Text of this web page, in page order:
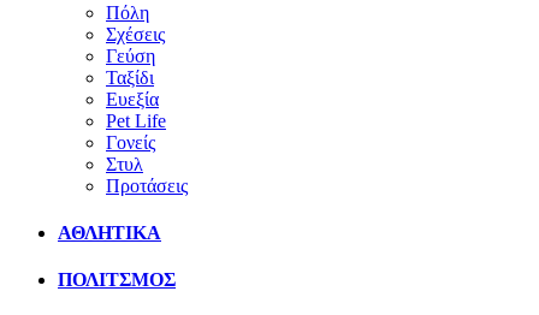
Πόλη
Σχέσεις
Γεύση
Ταξίδι
Ευεξία
Pet Life
Γονείς
Στυλ
Προτάσεις
ΑΘΛΗΤΙΚΑ
ΠΟΛΙΤΣΜΟΣ